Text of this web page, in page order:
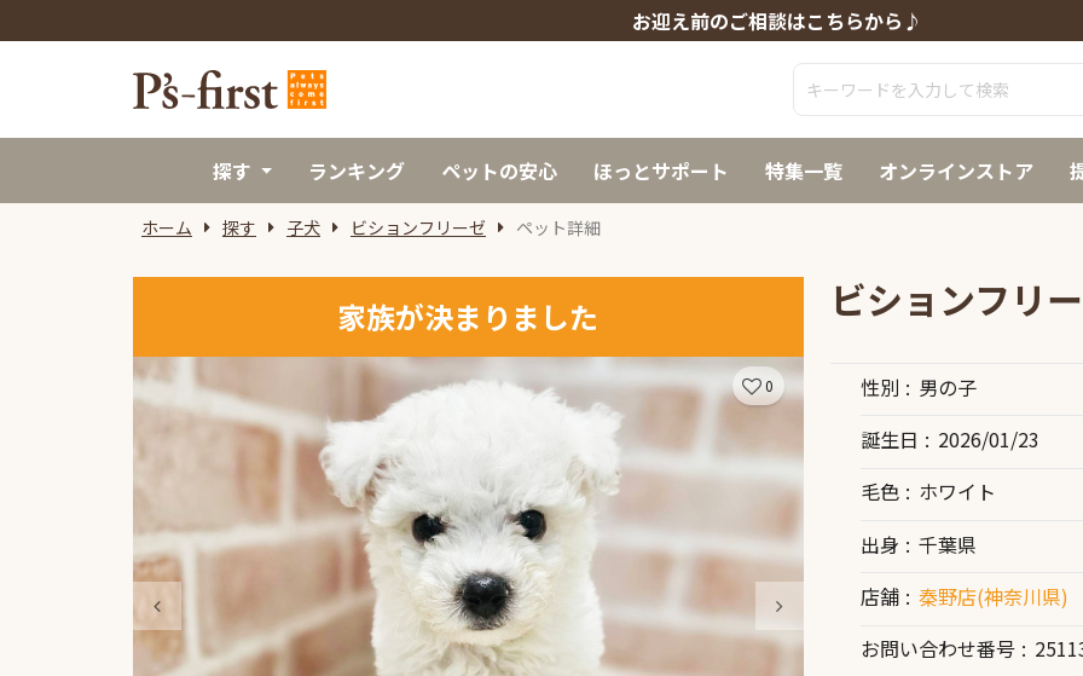
お迎え前のご相談はこちらから♪
探す ランキング ペットの安心 ほっとサポート 特集一覧 オンラインストア
ホーム 探す 子犬 ビションフリーゼ ペット詳細
家族が決まりました
0
ビションフリ
性別
男の子
誕生日
2026/01/23
毛色
ホワイト
出身
千葉県
店舗
秦野店(神奈川県)
お問い合わせ番号